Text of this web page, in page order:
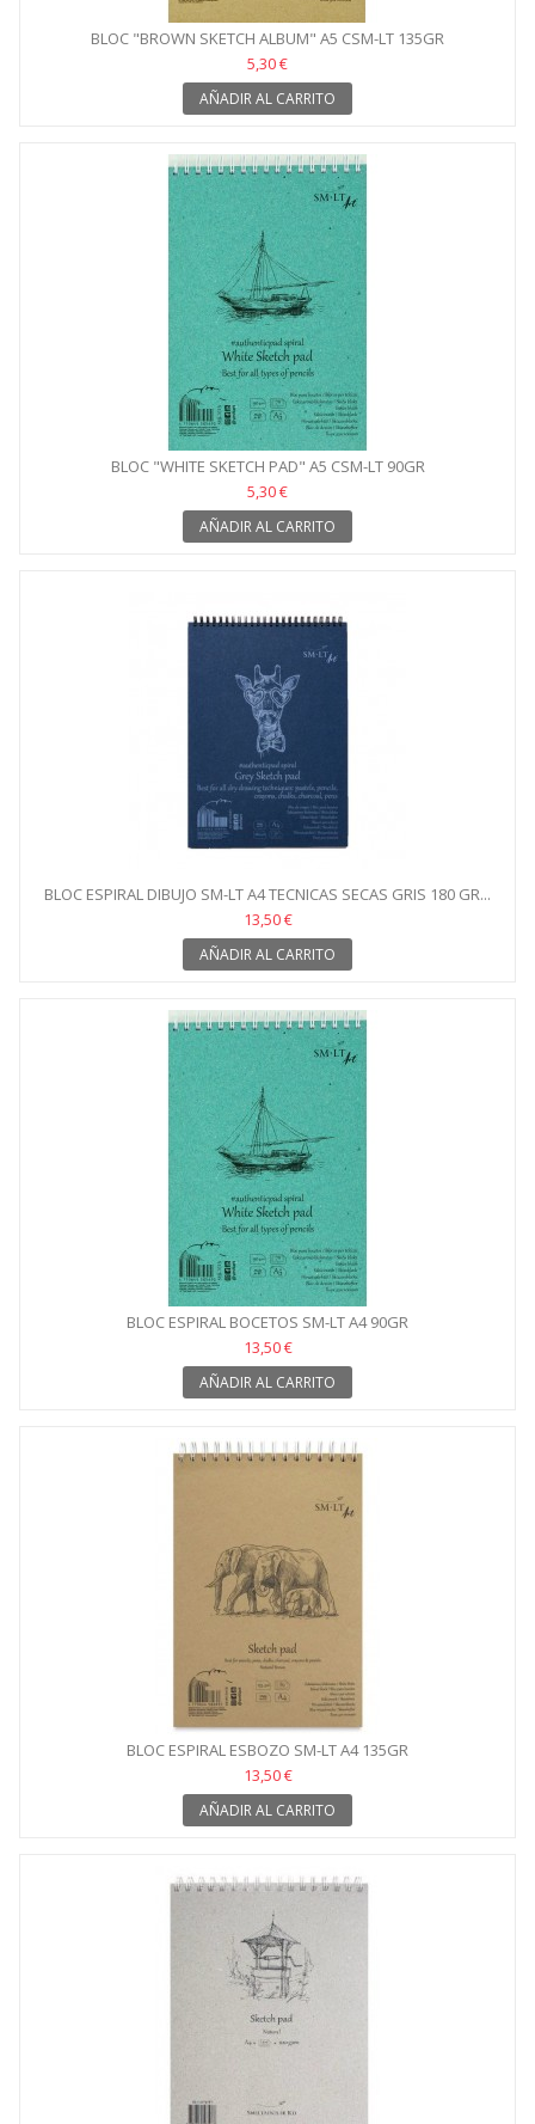
BLOC "BROWN SKETCH ALBUM" A5 CSM-LT 135GR
5,30 €
AÑADIR AL CARRITO
BLOC "WHITE SKETCH PAD" A5 CSM-LT 90GR
5,30 €
AÑADIR AL CARRITO
BLOC ESPIRAL DIBUJO SM-LT A4 TECNICAS SECAS GRIS 180 GR...
13,50 €
AÑADIR AL CARRITO
BLOC ESPIRAL BOCETOS SM-LT A4 90GR
13,50 €
AÑADIR AL CARRITO
BLOC ESPIRAL ESBOZO SM-LT A4 135GR
13,50 €
AÑADIR AL CARRITO